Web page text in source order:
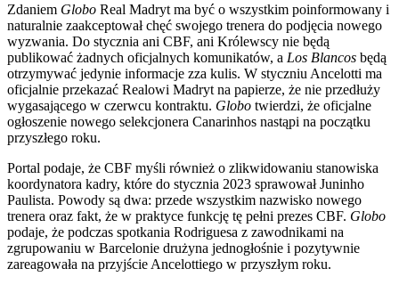
Zdaniem Globo Real Madryt ma być o wszystkim poinformowany i
naturalnie zaakceptował chęć swojego trenera do podjęcia nowego
wyzwania. Do stycznia ani CBF, ani Królewscy nie będą
publikować żadnych oficjalnych komunikatów, a Los Blancos będą
otrzymywać jedynie informacje zza kulis. W styczniu Ancelotti ma
oficjalnie przekazać Realowi Madryt na papierze, że nie przedłuży
wygasającego w czerwcu kontraktu. Globo twierdzi, że oficjalne
ogłoszenie nowego selekcjonera Canarinhos nastąpi na początku
przyszłego roku.
Portal podaje, że CBF myśli również o zlikwidowaniu stanowiska
koordynatora kadry, które do stycznia 2023 sprawował Juninho
Paulista. Powody są dwa: przede wszystkim nazwisko nowego
trenera oraz fakt, że w praktyce funkcję tę pełni prezes CBF. Globo
podaje, że podczas spotkania Rodriguesa z zawodnikami na
zgrupowaniu w Barcelonie drużyna jednogłośnie i pozytywnie
zareagowała na przyjście Ancelottiego w przyszłym roku.